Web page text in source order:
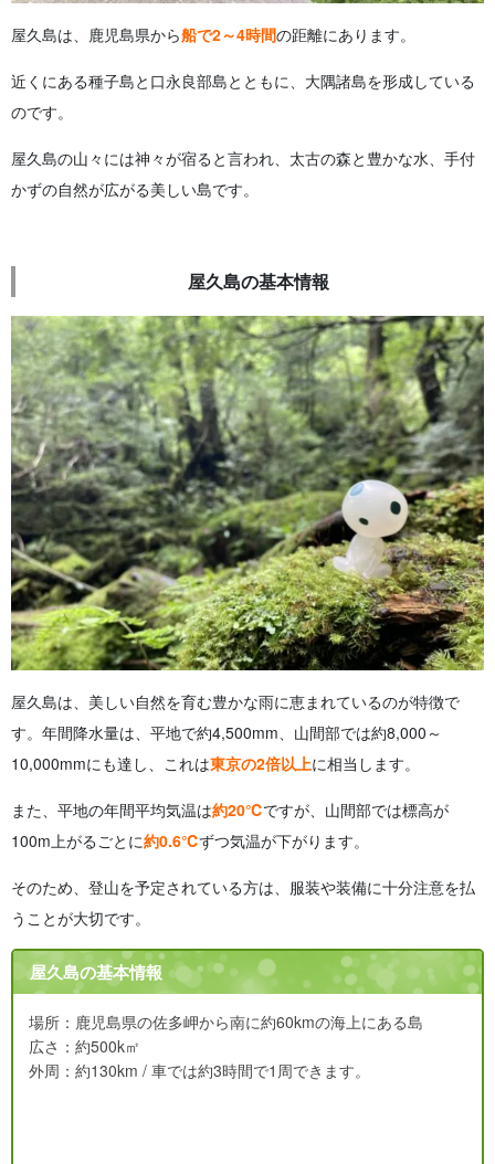
屋久島は、鹿児島県から船で2～4時間の距離にあります。
近くにある種子島と口永良部島とともに、大隅諸島を形成している
のです。
屋久島の山々には神々が宿ると言われ、太古の森と豊かな水、手付
かずの自然が広がる美しい島です。
屋久島の基本情報
屋久島は、美しい自然を育む豊かな雨に恵まれているのが特徴で
す。年間降水量は、平地で約4,500mm、山間部では約8,000～
10,000mmにも達し、これは東京の2倍以上に相当します。
また、平地の年間平均気温は約20℃ですが、山間部では標高が
100m上がるごとに約0.6℃ずつ気温が下がります。
そのため、登山を予定されている方は、服装や装備に十分注意を払
うことが大切です。
屋久島の基本情報
場所： 鹿児島県の佐多岬から南に約60kmの海上にある島
広さ：約500k㎡
外周：約130km / 車では約3時間で1周できます。